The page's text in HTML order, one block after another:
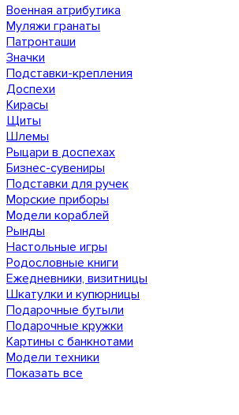
Военная атрибутика
Муляжи гранаты
Патронташи
Значки
Подставки-крепления
Доспехи
Кирасы
Щиты
Шлемы
Рыцари в доспехах
Бизнес-сувениры
Подставки для ручек
Морские приборы
Модели кораблей
Рынды
Настольные игры
Родословные книги
Ежедневники, визитницы
Шкатулки и купюрницы
Подарочные бутыли
Подарочные кружки
Картины с банкнотами
Модели техники
Показать все